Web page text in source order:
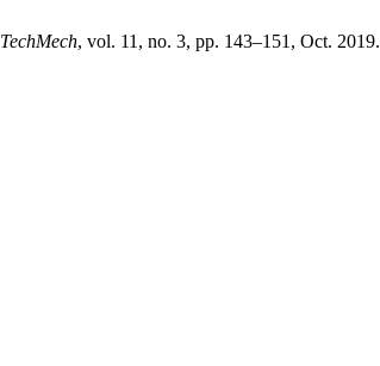
TechMech, vol. 11, no. 3, pp. 143–151, Oct. 2019.